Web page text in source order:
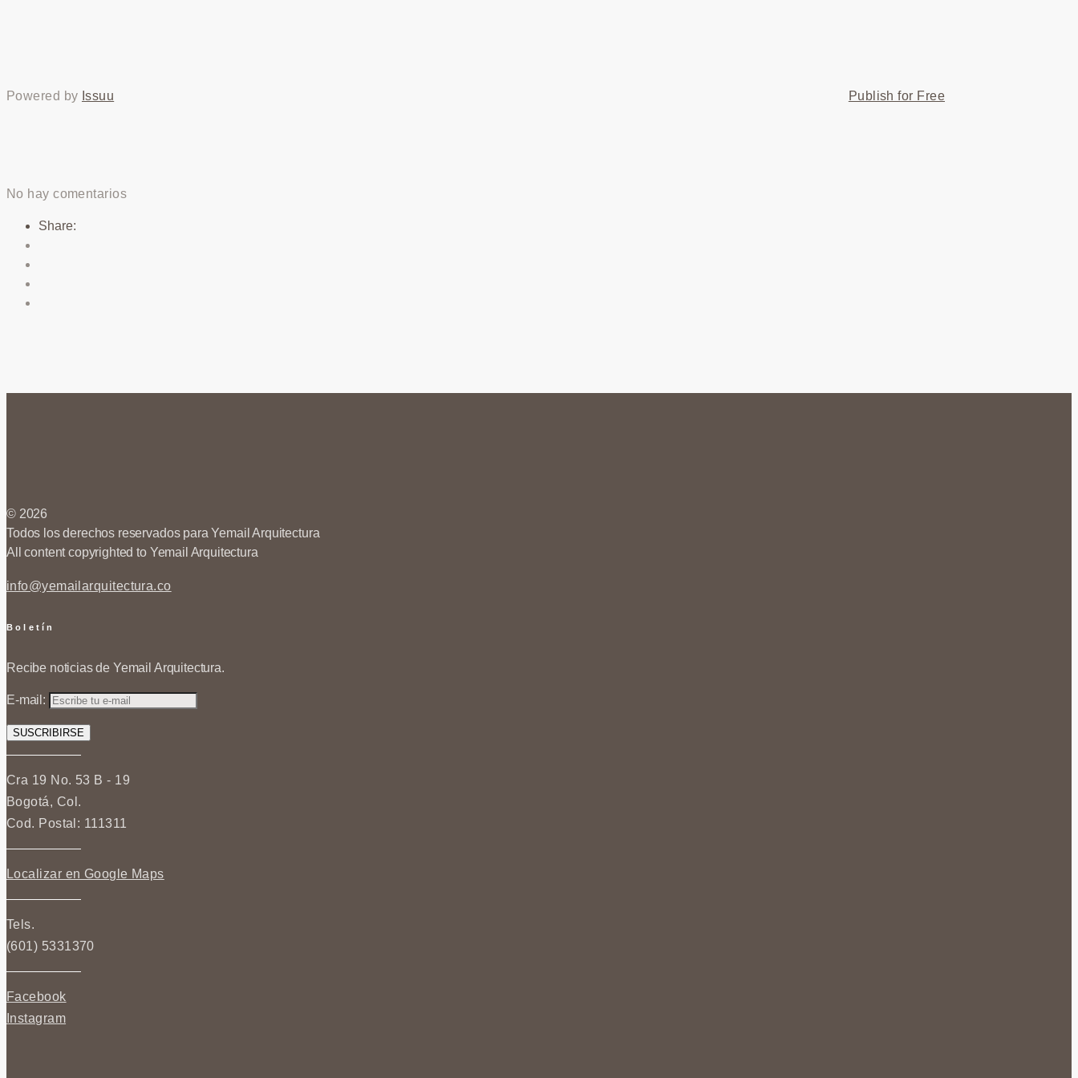
Powered by Issuu Publish for Free
No hay comentarios
Share:
© 2026
Todos los derechos reservados para Yemail Arquitectura
All content copyrighted to Yemail Arquitectura
info@yemailarquitectura.co
Boletín
Recibe noticias de Yemail Arquitectura.
E-mail:
Cra 19 No. 53 B - 19
Bogotá, Col.
Cod. Postal: 111311
Localizar en Google Maps
Tels.
(601) 5331370
Facebook
Instagram